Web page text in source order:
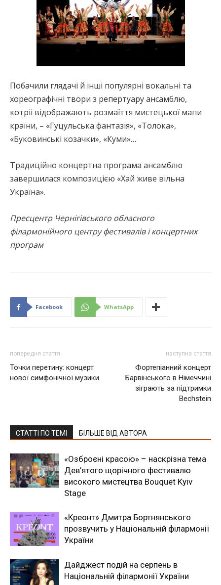
Побачили глядачі й інші популярні вокальні та
хореографічні твори з репертуару ансамблю,
котріі відображають розмаїття мистецької мапи
країни, – «Гуцульська фантазія», «Толока»,
«Буковинські козачки», «Куми»…
Традиційно концертна програма ансамблю
завершилася композицією «Хай живе вільна
Україна».
Пресцентр Чернігівського обласного
філармонійного центру фестивалів і концертних
програм
Facebook WhatsApp
попередня стаття
Точки перетину: концерт
нової симфонічної музики
наступна стаття
Фортепіанний концерт
Барвінського в Німеччині
зіграють за підтримки
Bechstein
СТАТТІ ПО ТЕМІ БІЛЬШЕ ВІД АВТОРА
«Озброєні красою» – наскрізна тема
Дев’ятого щорічного фестивалю
високого мистецтва Bouquet Kyiv
Stage
«Креонт» Дмитра Бортнянського
прозвучить у Національній філармонії
України
Дайджест подій на серпень в
Національній філармонії України